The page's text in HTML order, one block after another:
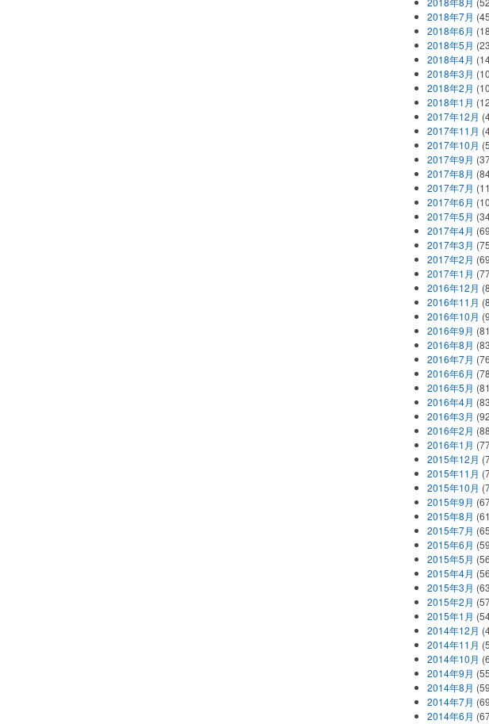
2018年7月
2018年6月
2018年5月
2018年4月
2018年3月
2018年2月
2018年1月
2017年12月
2017年11月
2017年10月
2017年9月
2017年8月
2017年7月
2017年6月
2017年5月
2017年4月
2017年3月
2017年2月
2017年1月
2016年12月
2016年11月
2016年10月
2016年9月
2016年8月
2016年7月
2016年6月
2016年5月
2016年4月
2016年3月
2016年2月
2016年1月
2015年12月
2015年11月
2015年10月
2015年9月
2015年8月
2015年7月
2015年6月
2015年5月
2015年4月
2015年3月
2015年2月
2015年1月
2014年12月
2014年11月
2014年10月
2014年9月
2014年8月
2014年7月
2014年6月